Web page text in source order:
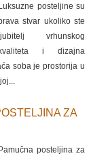
Luksuzne posteljine su
stvar ukoliko ste
ljubitelj vrhunskog
kvaliteta i dizajna
soba je prostorija u
ZA
Pamučna posteljina za